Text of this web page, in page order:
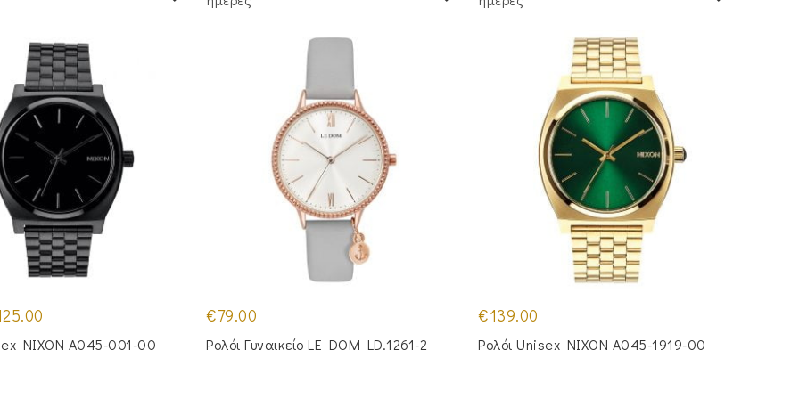
τιμή
είναι:
NIXON A045-001-00
€79.00
Ρολόι Γυναικείο LE DOM LD.1261-2
€139.00
Ρολόι Unisex NIXON A045-1919-00